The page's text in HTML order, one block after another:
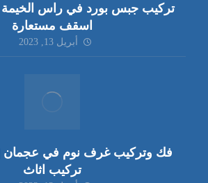
اسقف مستعارة
أبريل 13, 2023
تركيب اثاث